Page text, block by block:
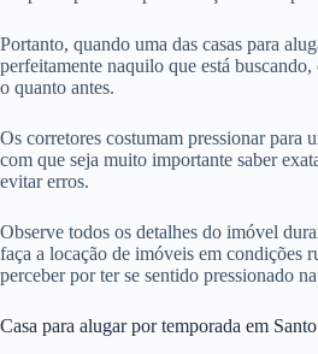
Portanto, quando uma das casas para
perfeitamente naquilo que está
o quanto antes.
Os corretores costumam pressionar para
com que seja muito importante saber
evitar erros.
Observe todos os detalhes do imóvel
faça a locação de imóveis em condições
perceber por ter se sentido pressionado
Casa para alugar por temporada em